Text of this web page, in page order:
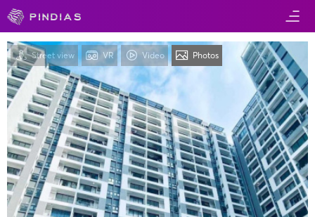
Street view VR Video Photos